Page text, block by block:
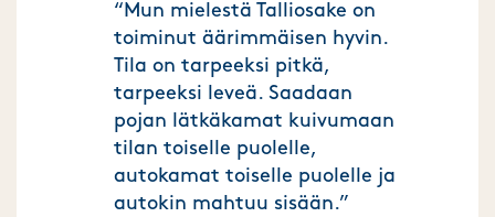
“Mun mielestä Talliosake on
toiminut äärimmäisen hyvin.
Tila on tarpeeksi pitkä,
tarpeeksi leveä. Saadaan
pojan lätkäkamat kuivumaan
tilan toiselle puolelle,
autokamat toiselle puolelle ja
autokin mahtuu sisään.”